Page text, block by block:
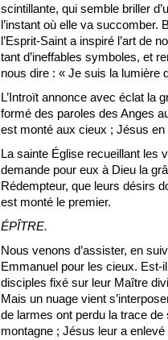
scintillante, qui semble briller
l’instant où elle va succomber.
l’Esprit-Saint a inspiré l’art de
tant d’ineffables symboles, et
nous dire : « Je suis la lumière
L’Introït annonce avec éclat la
formé des paroles des Anges
est monté aux cieux ; Jésus
La sainte Église recueillant les
demande pour eux à Dieu la
Rédempteur, que leurs désirs
est monté le premier.
ÉPÎTRE.
Nous venons d’assister, en
Emmanuel pour les cieux. Est-
disciples fixé sur leur Maître
Mais un nuage vient
de larmes ont perdu la trace
montagne ; Jésus leur a